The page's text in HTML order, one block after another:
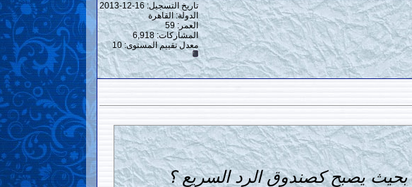
تاريخ التسجيل: 16-12-2013
الدولة: القاهرة
العمر: 59
المشاركات: 6,918
معدل تقييم المستوى: 10
يصبح كصندوق الرد السريع ؟